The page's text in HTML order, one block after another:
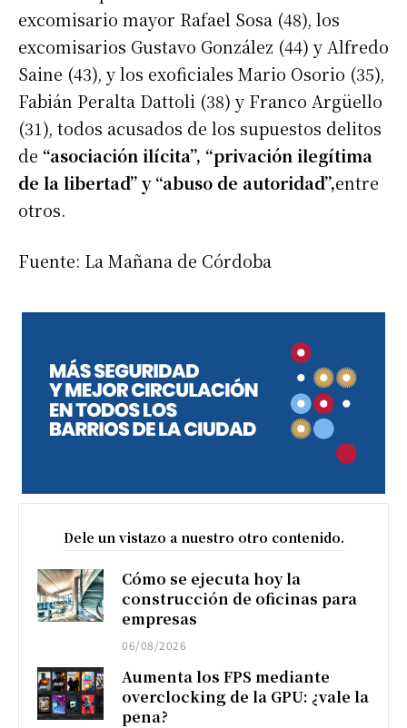
excomisario mayor Rafael Sosa (48), los
excomisarios Gustavo González (44) y Alfredo
Saine (43), y los exoficiales Mario Osorio (35),
Fabián Peralta Dattoli (38) y Franco Argüello
(31), todos acusados de los supuestos delitos
de “asociación ilícita”, “privación ilegítima
de la libertad” y “abuso de autoridad”,entre
otros.
Fuente: La Mañana de Córdoba
Dele un vistazo a nuestro otro contenido.
Cómo se ejecuta hoy la
construcción de oficinas para
empresas
06/08/2026
Aumenta los FPS mediante
overclocking de la GPU: ¿vale la
pena?